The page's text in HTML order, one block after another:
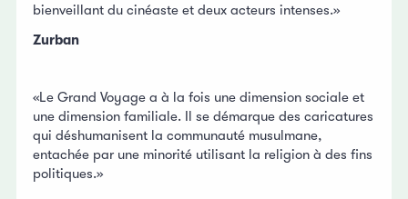
bienveillant du cinéaste et deux acteurs intenses.»
Zurban
«Le Grand Voyage a à la fois une dimension sociale et
une dimension familiale. Il se démarque des caricatures
qui déshumanisent la communauté musulmane,
entachée par une minorité utilisant la religion à des fins
politiques.»